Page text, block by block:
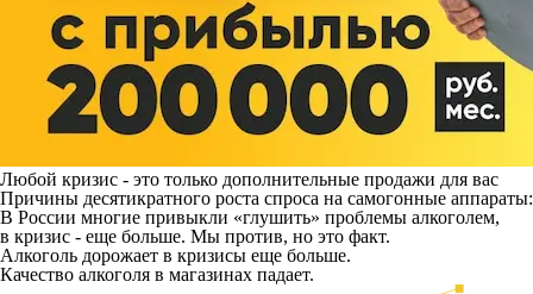
Любой кризис - это только дополнительные продажи для вас
Причины десятикратного роста спроса на самогонные аппараты:
В России многие привыкли «глушить» проблемы алкоголем,
в кризис - еще больше. Мы против, но это факт.
Алкоголь дорожает в кризисы еще больше.
Качество алкоголя в магазинах падает.